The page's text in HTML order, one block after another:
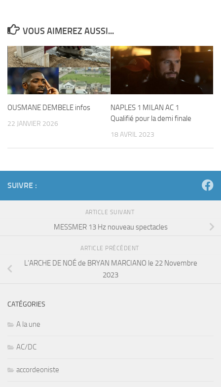
VOUS AIMEREZ AUSSI...
OUSMANE DEMBELE infos
22 JANVIER 2026
NAPLES 1 MILAN AC 1
Qualifié pour la demi finale
18 AVRIL 2023
SUIVRE :
ARTICLE SUIVANT
MESSMER 13 Hz nouveau spectacles
ARTICLE PRÉCÉDENT
L’ARCHE DE NOÉ de BRYAN MARCIANO le 22 Novembre
2023
CATÉGORIES
A la une
AC/DC
accordeoniste